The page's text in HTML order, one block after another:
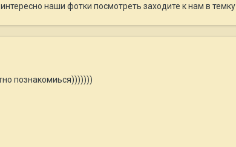
наши фотки посмотреть заходите к нам в темку
познакомиься)))))))